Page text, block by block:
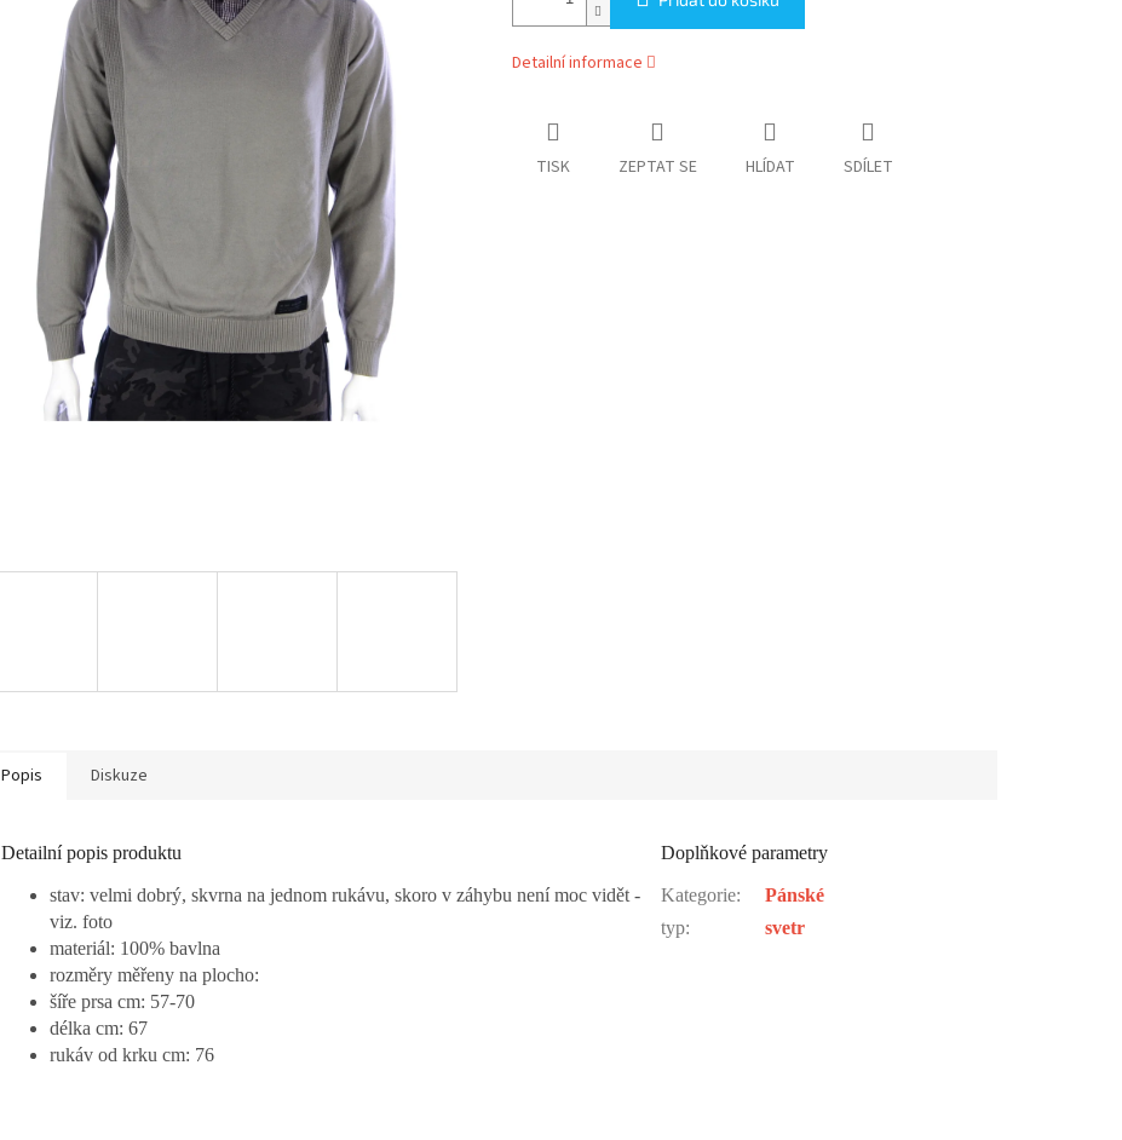
Detailní informace
TISK ZEPTAT SE HLÍDAT SDÍLET
Popis Diskuze
Detailní popis produktu
stav: velmi dobrý, skvrna na jednom rukávu, skoro v záhybu není moc vidět -
viz. foto
materiál: 100% bavlna
rozměry měřeny na plocho:
šíře prsa cm: 57-70
délka cm: 67
rukáv od krku cm: 76
Doplňkové parametry
Kategorie:
Pánské
typ: svetr